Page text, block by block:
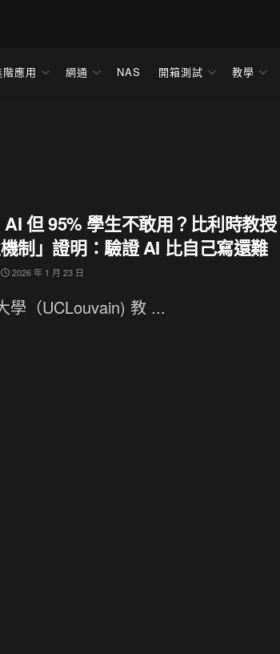
階應用 網通 NAS 開箱測試 教學
但 95% 學生不敢用？比利時教授
制」證明：驗證 AI 比自己寫還難
2026 年 1 月 23 日
學（UCLouvain) 教 ...